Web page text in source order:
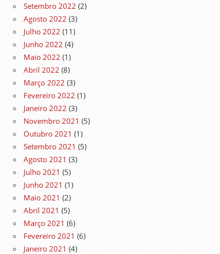
Setembro 2022 (2)
Agosto 2022 (3)
Julho 2022 (11)
Junho 2022 (4)
Maio 2022 (1)
Abril 2022 (8)
Março 2022 (3)
Fevereiro 2022 (1)
Janeiro 2022 (3)
Novembro 2021 (5)
Outubro 2021 (1)
Setembro 2021 (5)
Agosto 2021 (3)
Julho 2021 (5)
Junho 2021 (1)
Maio 2021 (2)
Abril 2021 (5)
Março 2021 (6)
Fevereiro 2021 (6)
Janeiro 2021 (4)